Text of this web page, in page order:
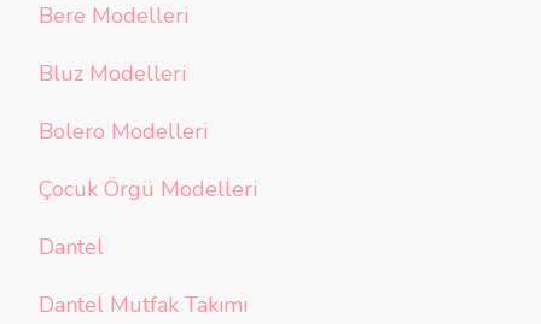
Bere Modelleri
Bluz Modelleri
Bolero Modelleri
Çocuk Örgü Modelleri
Dantel
Dantel Mutfak Takımı